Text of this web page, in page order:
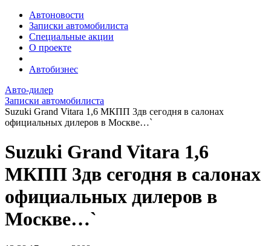
Автоновости
Записки автомобилиста
Специальные акции
О проекте
Автобизнес
Авто-дилер
Записки автомобилиста
Suzuki Grand Vitara 1,6 МКПП 3дв сегодня в салонах
официальных дилеров в Москве…`
Suzuki Grand Vitara 1,6
МКПП 3дв сегодня в салонах
официальных дилеров в
Москве…`